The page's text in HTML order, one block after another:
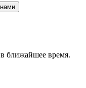
ближайшее время.